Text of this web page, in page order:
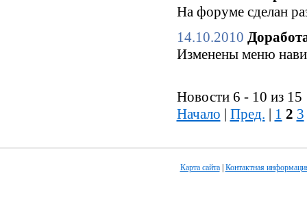
На форуме сделан
14.10.2010
Изменены меню
Новости 6 - 10 из 15
Начало | Пред. | 1 2 3
Карта сайта| Контактная